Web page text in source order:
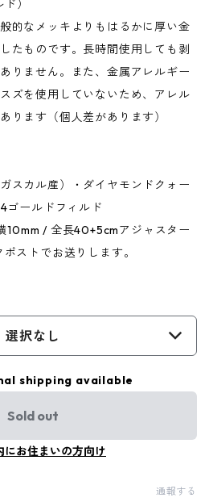
）
的なメッキよりもはるかに厚い金
たものです。長時間使用しても剥
りません。また、金属アレルギー
ズを使用していないため、アレル
ります（個人差があります）
スカル産）・ダイヤモンドクォー
ゴールドフィルド
10mm / 全長40+5cmアジャスター
トでお送りします。
選択なし
shipping available
Sold out
にお住まいの方向け
通報する